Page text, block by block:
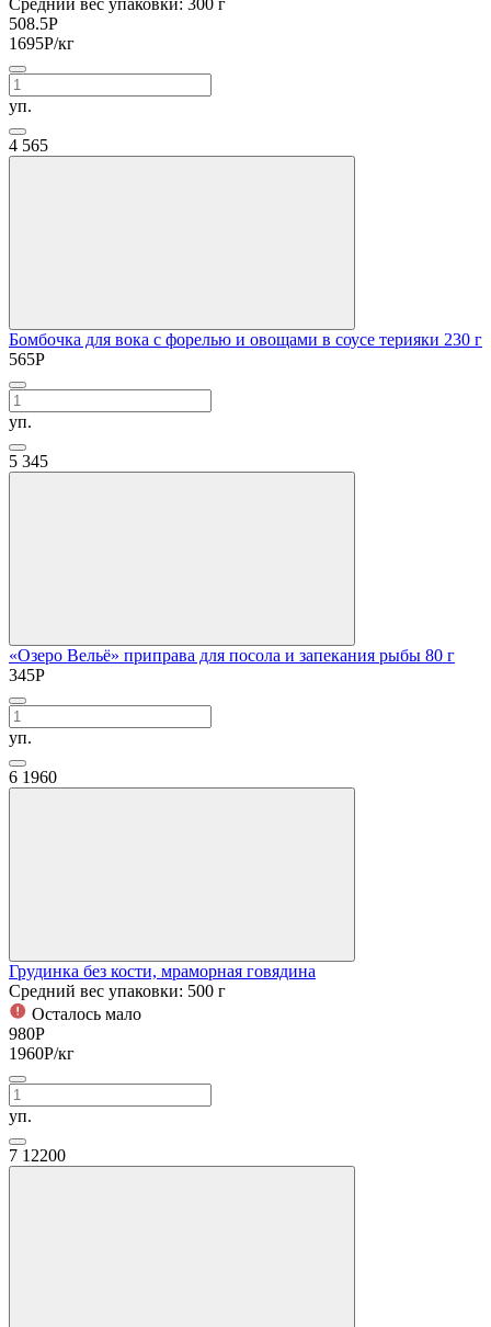
Средний вес упаковки: 300 г
508.5Р
1695Р/кг
уп.
4 565
Бомбочка для вока с форелью и овощами в соусе терияки 230 г
565Р
уп.
5 345
«Озеро Вельё» приправа для посола и запекания рыбы 80 г
345Р
уп.
6 1960
Грудинка без кости, мраморная говядина
Средний вес упаковки: 500 г
Осталось мало
980Р
1960Р/кг
уп.
7 12200